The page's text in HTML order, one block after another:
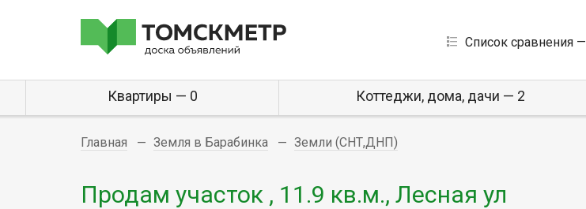
Список сравнения —
Квартиры — 0 Коттеджи, дома, дачи — 2
Главная Земля в Барабинка Земли (СНТ,ДНП)
Продам участок , 11.9 кв.м., Лесная ул